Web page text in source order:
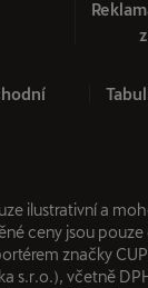
ilustrativní a
ceny jsou
značky
s.r.o.), včetně